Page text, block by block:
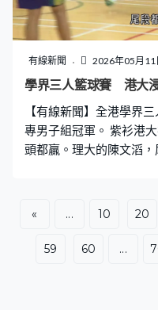
有線新聞 2026年05月11
學界三人籃球賽 港大
【有線新聞】全港學界
專男子組冠軍。 紫衫港
頭都贏。理大的陳文滔
學的三人賽，今屆有
« ... 10 20
59 60 ...